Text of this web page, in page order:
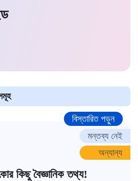
মন্তব্য নেই
অন্যান্য
বিস্তারিত পড়ুন
কিছু বৈজ্ঞানিক তথ্য!